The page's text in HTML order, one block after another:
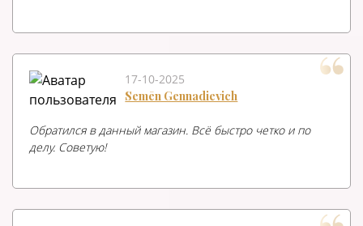
17-10-2025
Semēn Gennadievich
Обратился в данный магазин. Всё быстро четко и по
делу. Советую!